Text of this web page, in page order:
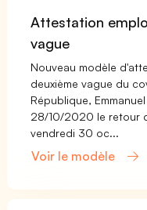
Attestation
vague
Nouveau modèle
deuxième vague du
République,
28/10/2020 le retour
vendredi 30 oc...
Voir le modèle